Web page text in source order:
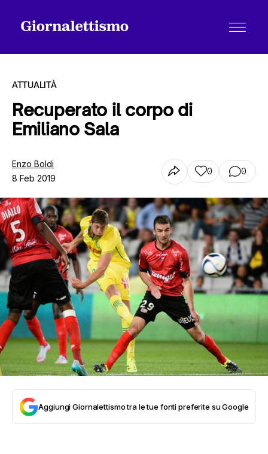
Tutti gli articoli
Chi siamo
Contatti
ATTUALITÀ
Recuperato il corpo di
Emiliano Sala
Enzo Boldi
8 Feb 2019
0 0
Aggiungi Giornalettismo tra le tue fonti preferite su Google